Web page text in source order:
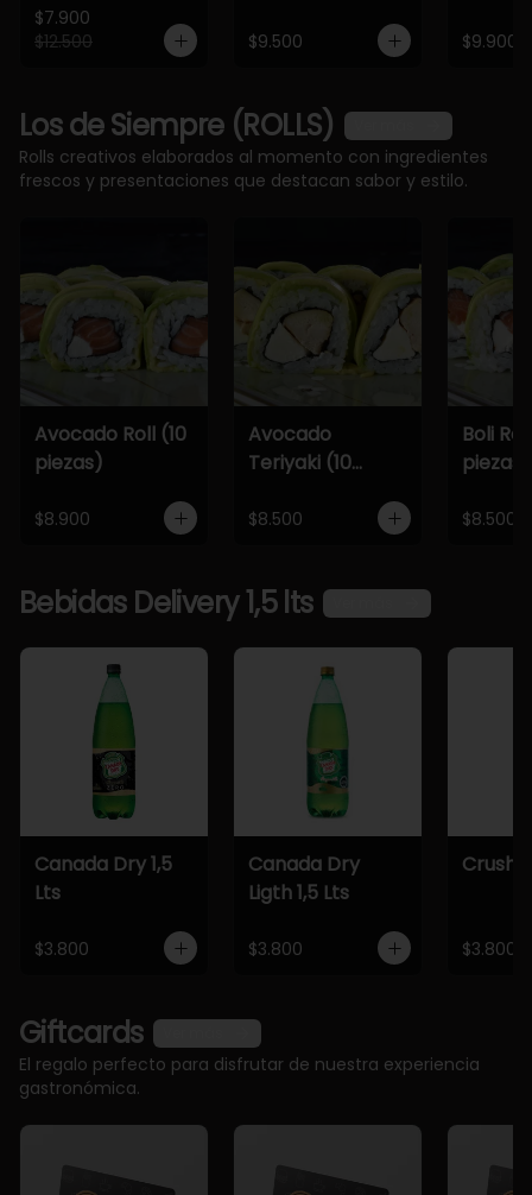
$7.900
$12.500
$9.500 $9.900
Los de Siempre (ROLLS)
Rolls creativos elaborados al momento con ingredientes
frescos y presentaciones que destacan sabor y estilo.
Avocado Roll (10
piezas)
$8.900
Avocado
Teriyaki (10
$8.500
Boli
piezas)
$8.500
Bebidas Delivery 1,5 lts
Canada Dry 1,5
Lts
$3.800
Canada Dry
Ligth 1,5 Lts
$3.800
Crush
$3.800
Giftcards
El regalo perfecto para disfrutar de nuestra experiencia
gastronómica.